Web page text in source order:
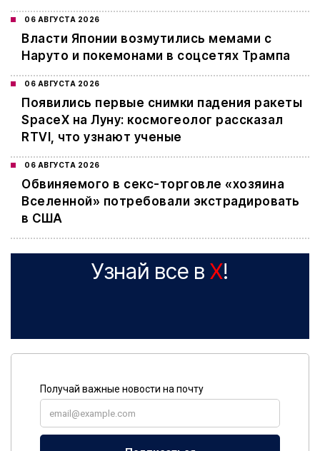
06 АВГУСТА 2026
Власти Японии возмутились мемами с
Наруто и покемонами в соцсетях Трампа
06 АВГУСТА 2026
Появились первые снимки падения ракеты
SpaceX на Луну: космогеолог рассказал
RTVI, что узнают ученые
06 АВГУСТА 2026
Обвиняемого в секс-торговле «хозяина
Вселенной» потребовали экстрадировать
в США
Узнай все в X!